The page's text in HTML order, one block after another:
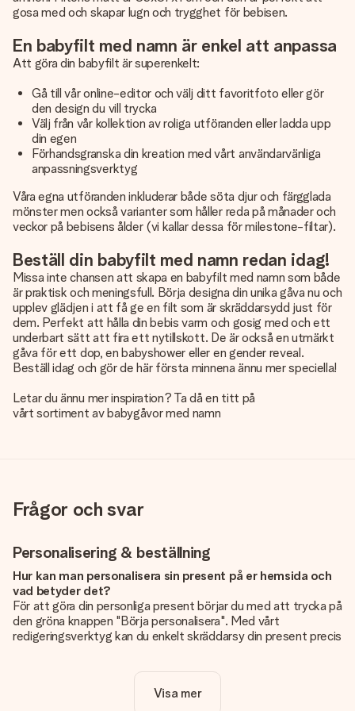
gosa med och skapar lugn och trygghet för bebisen.
En babyfilt med namn är enkel att anpassa
Att göra din babyfilt är superenkelt:
Gå till vår online-editor och välj ditt favoritfoto eller gör
den design du vill trycka
Välj från vår kollektion av roliga utföranden eller ladda upp
din egen
Förhandsgranska din kreation med vårt användarvänliga
anpassningsverktyg
Våra egna utföranden inkluderar både söta djur och färgglada
mönster men också varianter som håller reda på månader och
veckor på bebisens ålder (vi kallar dessa för milestone-filtar).
Beställ din babyfilt med namn redan idag!
Missa inte chansen att skapa en babyfilt med namn som både
är praktisk och meningsfull. Börja designa din unika gåva nu och
upplev glädjen i att få ge en filt som är skräddarsydd just för
dem. Perfekt att hålla din bebis varm och gosig med och ett
underbart sätt att fira ett nytillskott. De är också en utmärkt
gåva för ett dop, en babyshower eller en gender reveal.
Beställ idag och gör de här första minnena ännu mer speciella!
Letar du ännu mer inspiration? Ta då en titt på
vårt sortiment av babygåvor med namn
Frågor och svar
Personalisering & beställning
Hur kan man personalisera sin present på er hemsida och
vad betyder det?
För att göra din personliga present börjar du med att trycka på
den gröna knappen "Börja personalisera". Med vårt
redigeringsverktyg kan du enkelt skräddarsy din present precis
Visa mer